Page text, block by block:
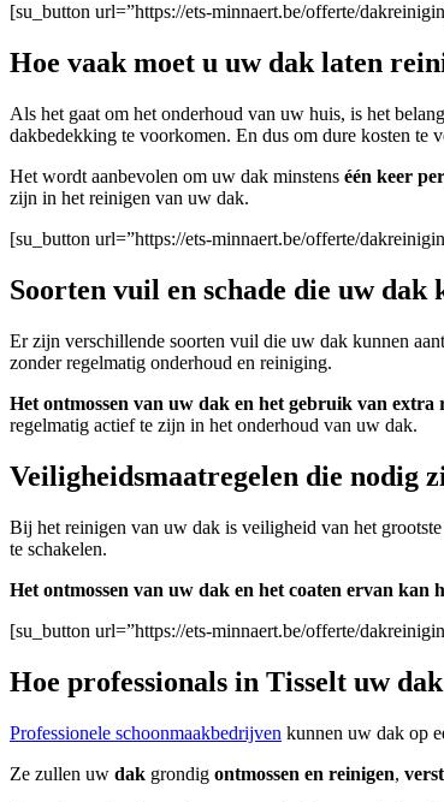
[su_button url=”https://ets-minnaert.be/offerte/
Hoe vaak moet u uw dak laten
Als het gaat om het onderhoud van uw huis, is het
dakbedekking te voorkomen. En dus om dure kosten te
Het wordt aanbevolen om uw dak minstens één keer
zijn in het reinigen van uw dak.
[su_button url=”https://ets-minnaert.be/offerte/
Soorten vuil en schade die uw dak
Er zijn verschillende soorten vuil die uw dak kunnen
zonder regelmatig onderhoud en reiniging.
Het ontmossen van uw dak en het gebruik van
regelmatig actief te zijn in het onderhoud van uw dak.
Veiligheidsmaatregelen die nodig
Bij het reinigen van uw dak is veiligheid van het
te schakelen.
Het ontmossen van uw dak en het coaten ervan kan
[su_button url=”https://ets-minnaert.be/offerte/
Hoe professionals in Tisselt uw
Professionele schoonmaakbedrijven kunnen uw dak op
Ze zullen uw dak grondig ontmossen en reinigen,